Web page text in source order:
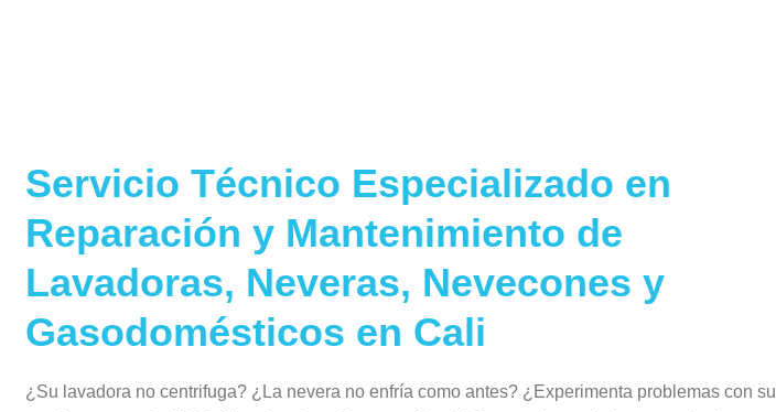
Servicio Técnico Especializado en
Reparación y Mantenimiento de
Lavadoras, Neveras, Nevecones y
Gasodomésticos en Cali
¿Su lavadora no centrifuga? ¿La nevera no enfría como antes? ¿Experimenta problemas con su